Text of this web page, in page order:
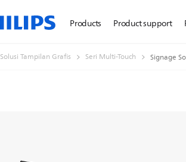
Products Product support
Solusi Tampilan Grafis Seri Multi-Touch Signage